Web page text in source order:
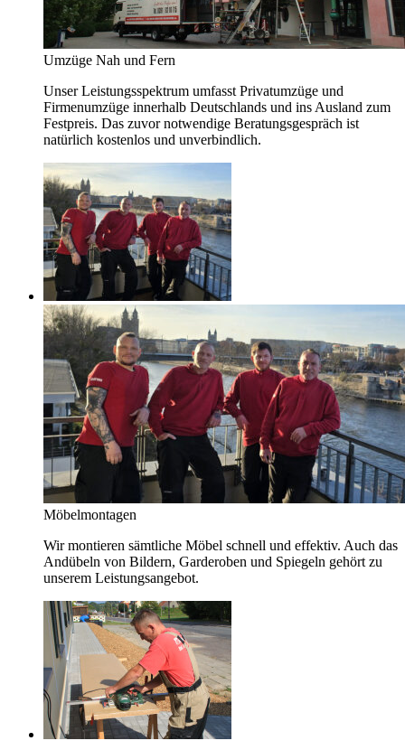
Umzüge Nah und Fern
Unser Leistungsspektrum umfasst Privatumzüge und
Firmenumzüge innerhalb Deutschlands und ins Ausland zum
Festpreis. Das zuvor notwendige Beratungsgespräch ist
natürlich kostenlos und unverbindlich.
Möbelmontagen
Wir montieren sämtliche Möbel schnell und effektiv. Auch das
Andübeln von Bildern, Garderoben und Spiegeln gehört zu
unserem Leistungsangebot.